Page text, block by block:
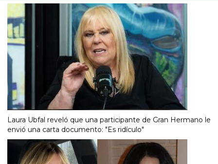
Laura Ubfal reveló que una participante de Gran Hermano le
envió una carta documento: "Es ridículo"